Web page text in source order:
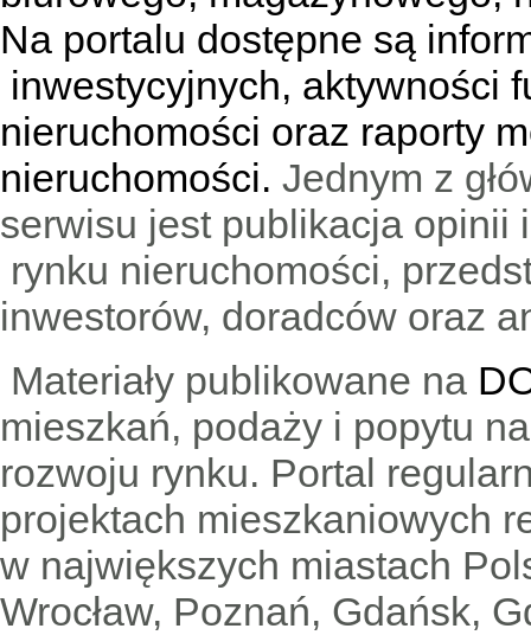
Na portalu dostępne są
inwestycyjnych, aktywności
nieruchomości oraz raporty
nieruchomości. Jednym z
serwisu jest publikacja
rynku nieruchomości,
inwestorów, doradców oraz
Materiały publikowane na
mieszkań, podaży i popytu
rozwoju rynku. Portal
projektach mieszkaniowych
w największych miastach
Wrocław, Poznań, Gdańsk,